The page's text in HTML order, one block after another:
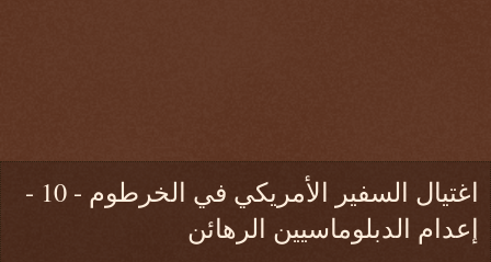
اغتيال السفير الأمريكي في الخرطوم - 10 -
إعدام الدبلوماسيين الرهائن